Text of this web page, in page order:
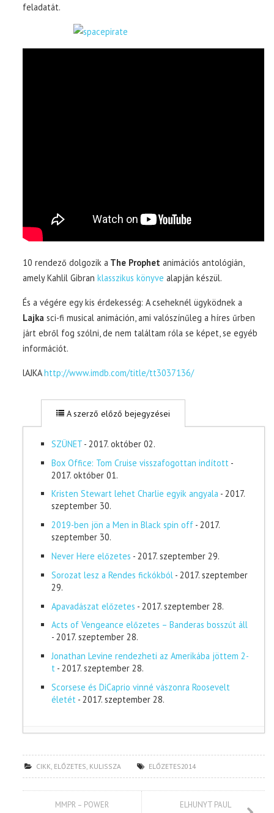
feladatát.
10 rendező dolgozik a The Prophetanimációs antológián,
amely Kahlil Gibranklasszikus könyve alapján készül.
És a végére egy kis érdekesség: A cseheknél ügyködnek a
Lajka sci-fi musical animáción, ami valószínűleg a híres űrben
járt ebről fog szólni, de nem találtam róla se képet, se egyéb
információt.
lAJKAhttp://www.imdb.com/title/tt3037136/
A szerző előző bejegyzései
SZÜNET - 2017. október 02.
Box Office: Tom Cruise visszafogottan indított -
2017. október 01.
Kristen Stewart lehet Charlie egyik angyala - 2017.
szeptember 30.
2019-ben jön a Men in Black spin off - 2017.
szeptember 30.
Never Here előzetes - 2017. szeptember 29.
Sorozat lesz a Rendes fickókból - 2017. szeptember
29.
Apavadászat előzetes - 2017. szeptember 28.
Acts of Vengeance előzetes – Banderas bosszút áll
- 2017. szeptember 28.
Jonathan Levine rendezheti az Amerikába jöttem 2-
t - 2017. szeptember 28.
Scorsese és DiCaprio vinné vászonra Roosevelt
életét - 2017. szeptember 28.
CIKK ELŐZETES KULISSZA ELŐZETES2014
MMPR – POWER
ELHUNYT PAUL